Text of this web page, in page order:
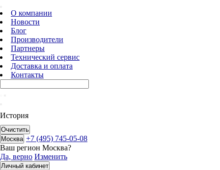
О компании
Новости
Блог
Производители
Партнеры
Технический сервис
Доставка и оплата
Контакты
История
Очистить
Москва +7 (495) 745-05-08
Ваш регион Москва?
Да, верно Изменить
Личный кабинет